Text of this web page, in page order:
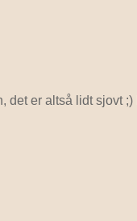
det er altså lidt sjovt